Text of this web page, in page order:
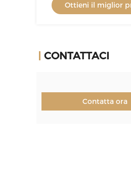
mobileOttieni il miglior
CONTATTACI
Contatta ora